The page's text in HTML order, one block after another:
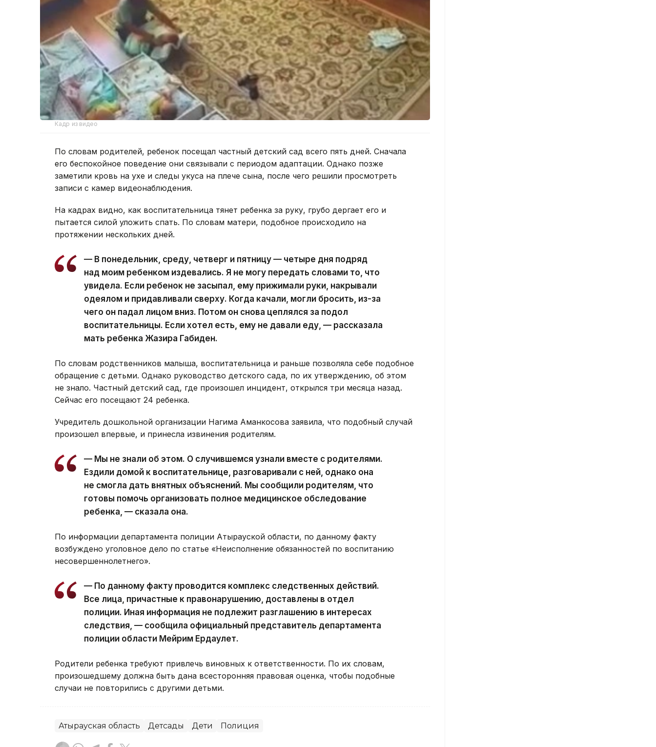
Кадр из видео
По словам родителей, ребенок посещал частный детский сад всего пять дней. Сначала
его беспокойное поведение они связывали с периодом адаптации. Однако позже
заметили кровь на ухе и следы укуса на плече сына, после чего решили просмотреть
записи с камер видеонаблюдения.
На кадрах видно, как воспитательница тянет ребенка за руку, грубо дергает его и
пытается силой уложить спать. По словам матери, подобное происходило на
протяжении нескольких дней.
— В понедельник, среду, четверг и пятницу — четыре дня подряд
над моим ребенком издевались. Я не могу передать словами то, что
увидела. Если ребенок не засыпал, ему прижимали руки, накрывали
одеялом и придавливали сверху. Когда качали, могли бросить, из-за
чего он падал лицом вниз. Потом он снова цеплялся за подол
воспитательницы. Если хотел есть, ему не давали еду, — рассказала
мать ребенка Жазира Габиден.
По словам родственников малыша, воспитательница и раньше позволяла себе подобное
обращение с детьми. Однако руководство детского сада, по их утверждению, об этом
не знало. Частный детский сад, где произошел инцидент, открылся три месяца назад.
Сейчас его посещают 24 ребенка.
Учредитель дошкольной организации Нагима Аманкосова заявила, что подобный случай
произошел впервые, и принесла извинения родителям.
— Мы не знали об этом. О случившемся узнали вместе с родителями.
Ездили домой к воспитательнице, разговаривали с ней, однако она
не смогла дать внятных объяснений. Мы сообщили родителям, что
готовы помочь организовать полное медицинское обследование
ребенка, — сказала она.
По информации департамента полиции Атырауской области, по данному факту
возбуждено уголовное дело по статье «Неисполнение обязанностей по воспитанию
несовершеннолетнего».
— По данному факту проводится комплекс следственных действий.
Все лица, причастные к правонарушению, доставлены в отдел
полиции. Иная информация не подлежит разглашению в интересах
следствия, — сообщила официальный представитель департамента
полиции области Мейрим Ердаулет.
Родители ребенка требуют привлечь виновных к ответственности. По их словам,
произошедшему должна быть дана всесторонняя правовая оценка, чтобы подобные
случаи не повторились с другими детьми.
Атырауская область Детсады Дети Полиция